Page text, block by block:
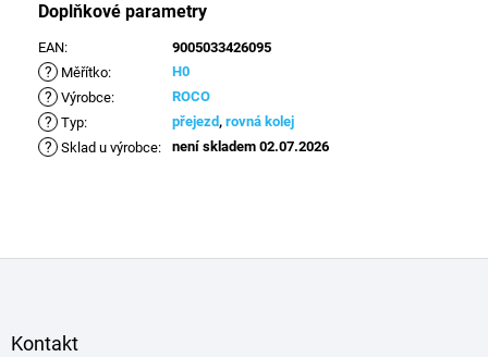
Doplňkové parametry
EAN: 9005033426095
? Měřítko: H0
? Výrobce: ROCO
? Typ: přejezd, rovná kolej
? Sklad u výrobce: není skladem 02.07.2026
Kontakt